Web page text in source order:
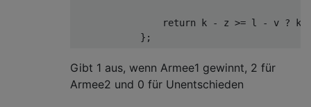
return k - z >= l - v ? k
Gibt 1 aus, wenn Armee1 gewinnt, 2 für
Armee2 und 0 für Unentschieden